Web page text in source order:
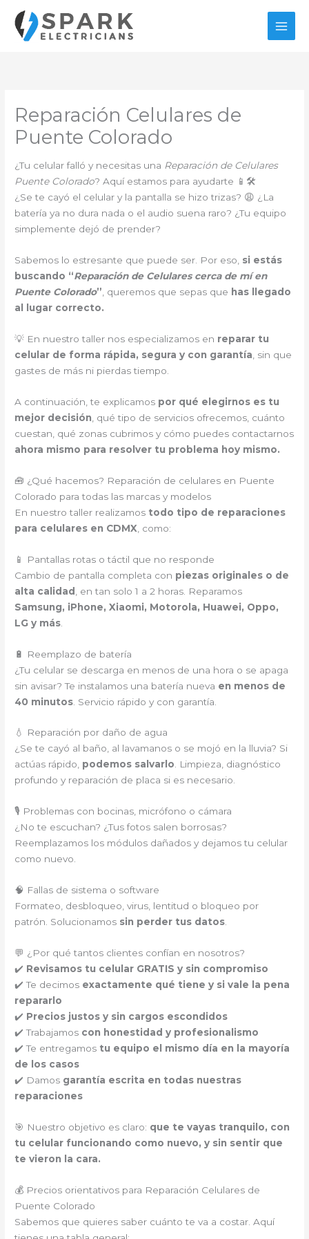
contenido
Reparación Celulares de
Puente Colorado
¿Tu celular falló y necesitas una Reparación de Celulares
Puente Colorado? Aquí estamos para ayudarte 📱🛠️
¿Se te cayó el celular y la pantalla se hizo trizas? 😩 ¿La
batería ya no dura nada o el audio suena raro? ¿Tu equipo
simplemente dejó de prender?
Sabemos lo estresante que puede ser. Por eso, si estás
buscando “Reparación de Celulares cerca de mí en
Puente Colorado” , queremos que sepas que has llegado
al lugar correcto.
💡 En nuestro taller nos especializamos en reparar tu
celular de forma rápida, segura y con garantía , sin que
gastes de más ni pierdas tiempo.
A continuación, te explicamos por qué elegirnos es tu
mejor decisión , qué tipo de servicios ofrecemos, cuánto
cuestan, qué zonas cubrimos y cómo puedes contactarnos
ahora mismo para resolver tu problema hoy mismo.
🧰 ¿Qué hacemos? Reparación de celulares en Puente
Colorado para todas las marcas y modelos
En nuestro taller realizamos todo tipo de reparaciones
para celulares en CDMX , como:
📱 Pantallas rotas o táctil que no responde
Cambio de pantalla completa con piezas originales o de
alta calidad
, en tan solo 1 a 2 horas. Reparamos
Samsung, iPhone, Xiaomi, Motorola, Huawei, Oppo,
LG y más
🔋 Reemplazo de batería
¿Tu celular se descarga en menos de una hora o se apaga
sin avisar? Te instalamos una batería nueva en menos de
40 minutos . Servicio rápido y con garantía.
💧 Reparación por daño de agua
¿Se te cayó al baño, al lavamanos o se mojó en la lluvia? Si
actúas rápido, podemos salvarlo. Limpieza, diagnóstico
profundo y reparación de placa si es necesario.
🎙️ Problemas con bocinas, micrófono o cámara
¿No te escuchan? ¿Tus fotos salen borrosas?
Reemplazamos los módulos dañados y dejamos tu celular
como nuevo.
🧠 Fallas de sistema o software
Formateo, desbloqueo, virus, lentitud o bloqueo por
patrón. Solucionamos sin perder tus datos
💬 ¿Por qué tantos clientes confían en nosotros?
✔️ Revisamos tu celular GRATIS y sin compromiso
✔️ Te decimos exactamente qué tiene y si vale la pena
repararlo
✔️ Precios justos y sin cargos escondidos
✔️ Trabajamos con honestidad y profesionalismo
✔️ Te entregamos tu equipo el mismo día en la mayoría
de los casos
✔️ Damos garantía escrita en todas nuestras
reparaciones
🎯 Nuestro objetivo es claro: que te vayas tranquilo, con
tu celular funcionando como nuevo, y sin sentir que
te vieron la cara.
💰 Precios orientativos para Reparación Celulares de
Puente Colorado
Sabemos que quieres saber cuánto te va a costar. Aquí